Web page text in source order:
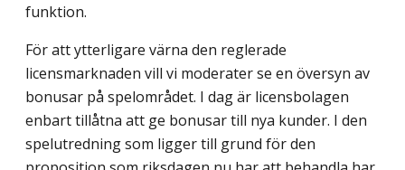
funktion.
För att ytterligare värna den reglerade
licensmarknaden vill vi moderater se en över­syn av
bonusar på spelområdet. I dag är licensbolagen
enbart tillåtna att ge bonusar till nya kunder. I den
spelutredning som ligger till grund för den